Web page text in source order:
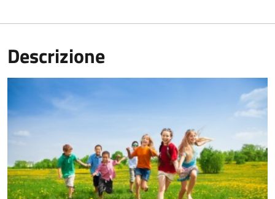
Descrizione